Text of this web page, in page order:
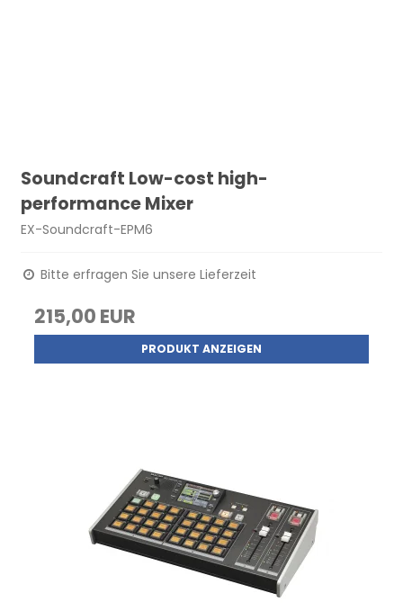
Soundcraft Low-cost high-
performance Mixer
EX-Soundcraft-EPM6
Bitte erfragen Sie unsere Lieferzeit
215,00 EUR
PRODUKT ANZEIGEN